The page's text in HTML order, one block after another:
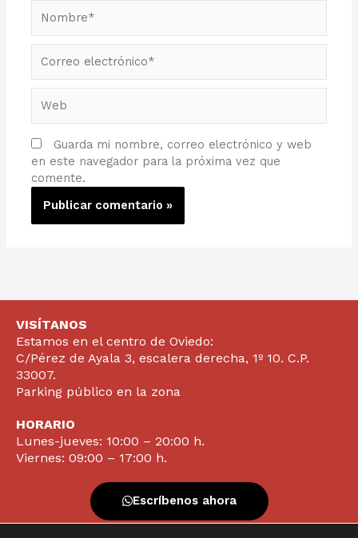
electrónico*
Guarda mi nombre, correo electrónico y web
en este navegador para la próxima vez que
comente.
VISÍTANOS
Estamos en el centro de Oviedo:
C/Pérez de Ayala 3, escalera derecha, 1º 10. C.P.
33007.
Parking público en la zona
HORARIO
Lunes-jueves: 10:00 – 20:00 h.
Viernes: 09:00 – 17:00 h.
Escríbenos ahora